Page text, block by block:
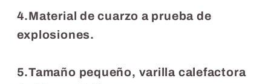
4.Material de cuarzo a prueba de
explosiones.
5.Tamaño pequeño, varilla calefactora